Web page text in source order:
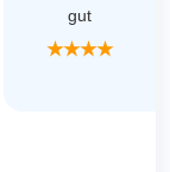
gut
★★★★